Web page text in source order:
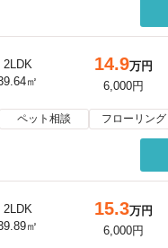
2LDK
㎡
14.9万円
6,000円
ペット相談 フローリング
2LDK
㎡
15.3万円
6,000円